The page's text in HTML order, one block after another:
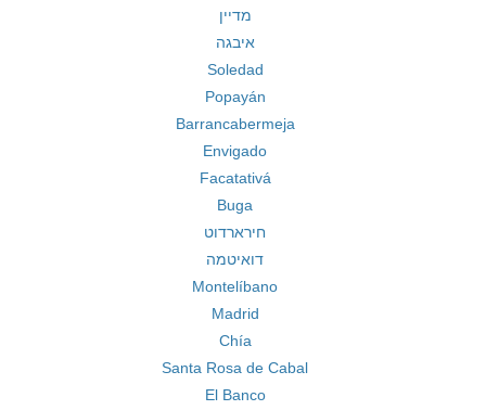
מדיין
איבגה
Soledad
Popayán
Barrancabermeja
Envigado
Facatativá
Buga
חירארדוט
דואיטמה
Montelíbano
Madrid
Chía
Santa Rosa de Cabal
El Banco